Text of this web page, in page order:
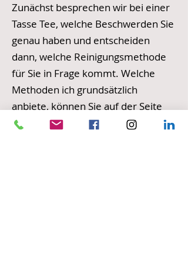
Zunächst besprechen wir bei einer
Tasse Tee, welche Beschwerden Sie
genau haben und entscheiden
dann, welche Reinigungsmethode
für Sie in Frage kommt. Welche
Methoden ich grundsätzlich
anbiete, können Sie auf der Seite
Coachingim Überblick aufrufen und